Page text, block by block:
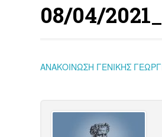
08/04/
ΑΝΑΚΟΙΝΩΣΗ ΓΕΝΙΚΗΣ